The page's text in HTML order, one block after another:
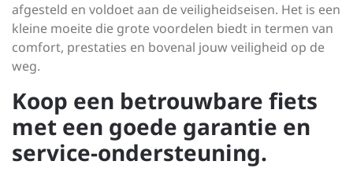
afgesteld en voldoet aan de veiligheidseisen. Het is een
kleine moeite die grote voordelen biedt in termen van
comfort, prestaties en bovenal jouw veiligheid op de
weg.
Koop een betrouwbare fiets
met een goede garantie en
service-ondersteuning.